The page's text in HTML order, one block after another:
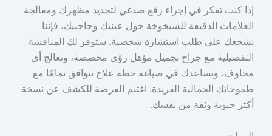
إذا كنت تفكر في إجراء رفع صدغي لتجديد مظهرك ومعالجة
العلامات الدقيقة للشيخوخة حول عينيك وحاجبيك، فإننا
نشجعك على طلب استشارة شخصية. ستوفر لك المناقشة
التفصيلية مع جراح تجميل مؤهل رؤى مخصصة، وتعالج أي
مخاوف، وتساعدك في صياغة خطة علاج تتوافق تمامًا مع
طموحاتك الجمالية الفريدة. اغتنم الفرصة للكشف عن نسخة
أكثر حيوية وثقة من نفسك.